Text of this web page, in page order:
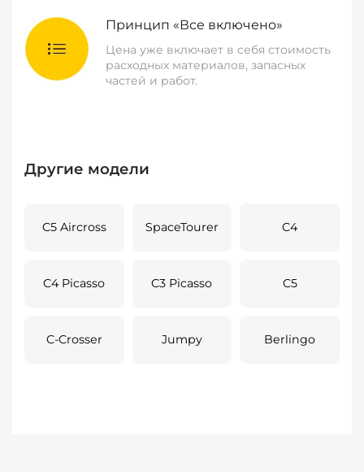
Принцип «Все включено»
Цена уже включает в себя стоимость
расходных материалов, запасных
частей и работ.
Другие модели
C5 Aircross SpaceTourer C4
C4 Picasso C3 Picasso C5
C-Crosser Jumpy Berlingo